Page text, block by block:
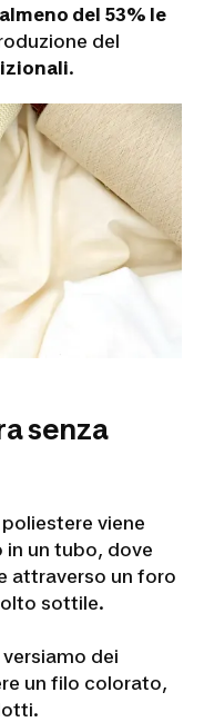
del 53% le
del
.
senza
viene
un tubo, dove
attraverso un foro
sottile.
dei
un filo colorato,